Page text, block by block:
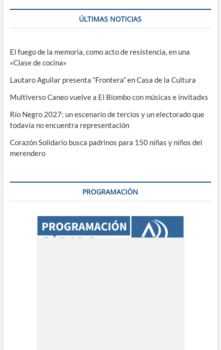
ÚLTIMAS NOTICIAS
El fuego de la memoria, como acto de resistencia, en una
«Clase de cocina»
Lautaro Aguilar presenta “Frontera” en Casa de la Cultura
Multiverso Caneo vuelve a El Biombo con músicas e invitadxs
Río Negro 2027: un escenario de tercios y un electorado que
todavía no encuentra representación
Corazón Solidario busca padrinos para 150 niñas y niños del
merendero
PROGRAMACIÓN